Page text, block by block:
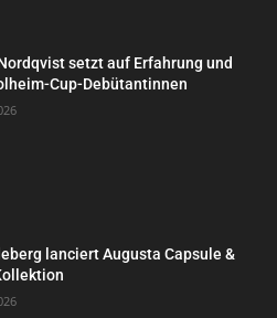
setzt auf Erfahrung und
Cup-Debütantinnen
lanciert Augusta Capsule &